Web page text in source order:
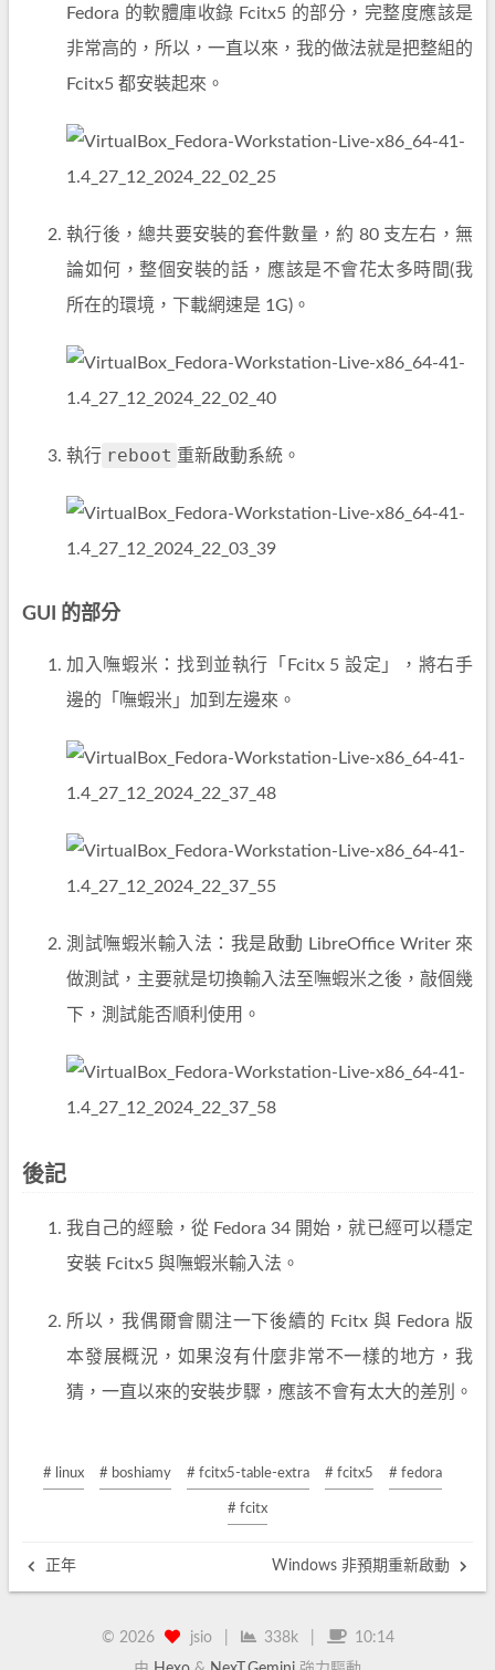
Fedora 的軟體庫收錄 Fcitx5 的部分，完整度應該是
非常高的，所以，一直以來，我的做法就是把整組的
Fcitx5 都安裝起來。
執行後，總共要安裝的套件數量，約 80 支左右，無
論如何，整個安裝的話，應該是不會花太多時間(我
所在的環境，下載網速是 1G)。
執行 reboot 重新啟動系統。
GUI 的部分
加入嘸蝦米：找到並執行「Fcitx 5 設定」，將右手
邊的「嘸蝦米」加到左邊來。
測試嘸蝦米輸入法：我是啟動 LibreOffice Writer 來
做測試，主要就是切換輸入法至嘸蝦米之後，敲個幾
下，測試能否順利使用。
後記
我自己的經驗，從 Fedora 34 開始，就已經可以穩定
安裝 Fcitx5 與嘸蝦米輸入法。
所以，我偶爾會關注一下後續的 Fcitx 與 Fedora 版
本發展概況，如果沒有什麼非常不一樣的地方，我
猜，一直以來的安裝步驟，應該不會有太大的差別。
# linux # boshiamy # fcitx5-table-extra # fcitx5 # fedora
# fcitx
正年 Windows 非預期重新啟動
© 2026 jsio 338k
10:14